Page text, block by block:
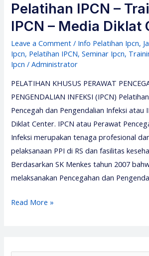
Pelatihan IPCN –
IPCN – Media Diklat
Leave a Comment / Info Pelatihan Ipcn,
Ipcn, Pelatihan IPCN,Seminar Ipcn,
Ipcn /Administrator
PELATIHAN KHUSUS PERAWAT
PENGENDALIAN INFEKSI (IPCN)
Pencegah dan Pengendalian Infeksi atau
Diklat Center. IPCN atau Perawat
Infeksi merupakan tenaga profesional
pelaksanaan PPI di RS dan fasilitas
Berdasarkan SK Menkes tahun 2007
melaksanakan Pencegahan dan
Pelatihan
Read More »